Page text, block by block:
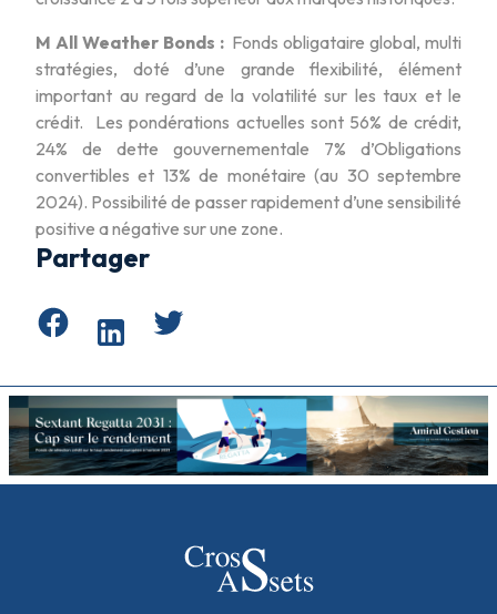
M All Weather Bonds :Fonds obligataire global, multi
stratégies, doté d’une grande flexibilité, élément
important au regard de la volatilité sur les taux et le
crédit. Les pondérations actuelles sont 56% de crédit,
24% de dette gouvernementale 7% d’Obligations
convertibles et 13% de monétaire (au 30 septembre
2024). Possibilité de passer rapidement d’une sensibilité
positive a négative sur une zone.
Partager